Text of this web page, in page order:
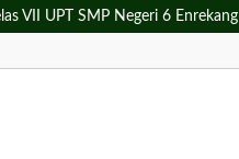
VII UPT SMP Negeri 6 Enrekang